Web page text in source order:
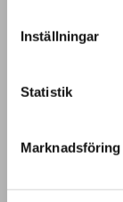
Inställningar
Statistik
Marknadsföring